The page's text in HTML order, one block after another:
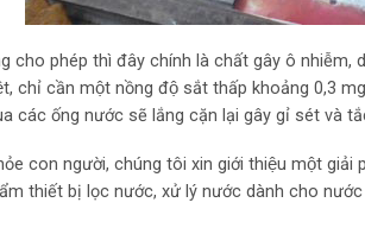
cho phép thì đây chính là chất gây ô
chỉ cần một nồng độ sắt thấp khoảng 0,3
các ống nước sẽ lắng cặn lại gây gỉ sét và
con người, chúng tôi xin giới thiệu một
thiết bị lọc nước, xử lý nước dành cho